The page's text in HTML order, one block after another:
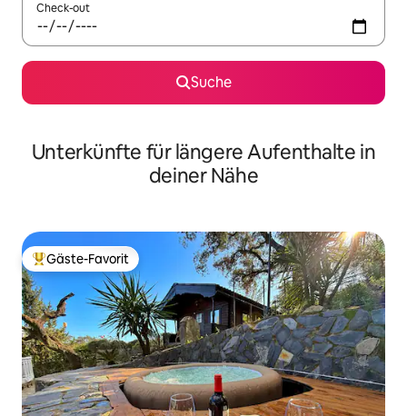
Check-out
Suche
Unterkünfte für längere Aufenthalte in
deiner Nähe
Beliebter Gäste-Favorit.
Gäste-Favorit